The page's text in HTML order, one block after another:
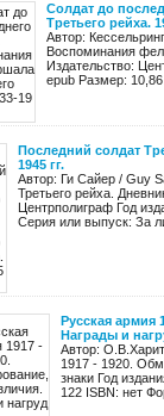
Солдат до
Третьего рейха.
Автор:
Воспоминания
Издательство:
epub Размер:
Последний солдат
1945 гг.
Автор: Ги Сайер / Guy
Третьего рейха.
Центрполиграф Год
Серия или выпуск: За
Русская армия
Награды и
Автор:
1917 - 1920.
знаки Год
122 ISBN: нет